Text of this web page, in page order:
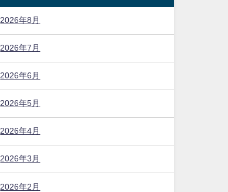
2026年8月
2026年7月
2026年6月
2026年5月
2026年4月
2026年3月
2026年2月